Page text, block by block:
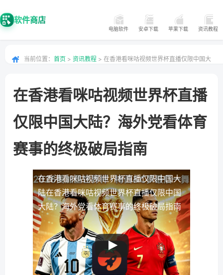
软件商店
电脑软件 安卓下载 苹果下载 资讯教程
当前位置： 首页 > 资讯教程 > 在香港看咪咕视频世界杯直播仅限中国大
在香港看咪咕视频世界杯直播
仅限中国大陆？海外党看体育
赛事的终极破局指南
在香港看咪咕视频世界杯直播仅限中国大
陆在香港看咪咕视频世界杯直播仅限中国
大陆？海外党看体育赛事的终极破局指南